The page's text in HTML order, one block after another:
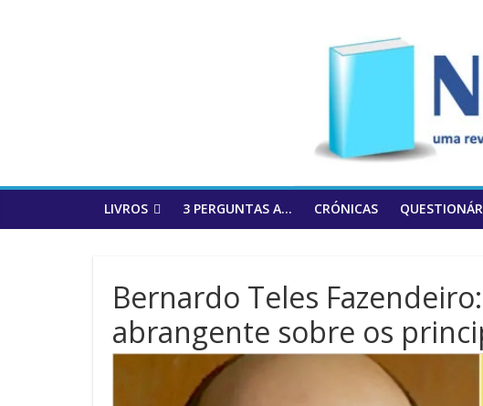
LIVROS 3 PERGUNTAS A… CRÓNICAS
Bernardo Teles
abrangente sobre os